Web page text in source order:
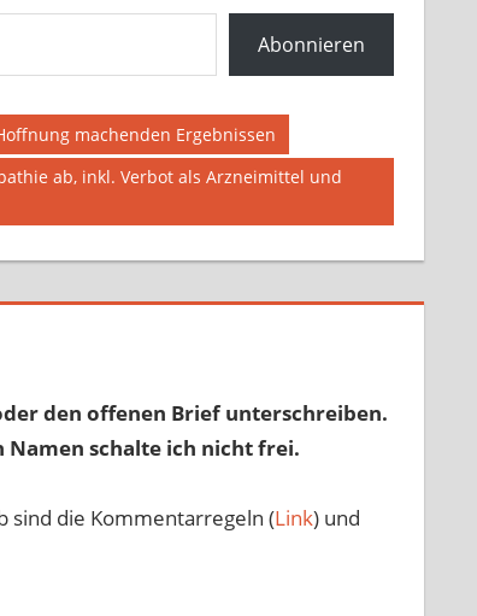
Abonnieren
machenden Ergebnissen
ab, inkl. Verbot als Arzneimittel und
den offenen Brief unterschreiben.
schalte ich nicht frei.
sind die Kommentarregeln (Link) und